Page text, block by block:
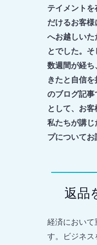
テイメント
だけるお客
へお越しいた
とでした。
数週間が経
きたと自信
のブログ記
として、お
私たちが講
プについてお
返品
経済におい
す。ビジネス